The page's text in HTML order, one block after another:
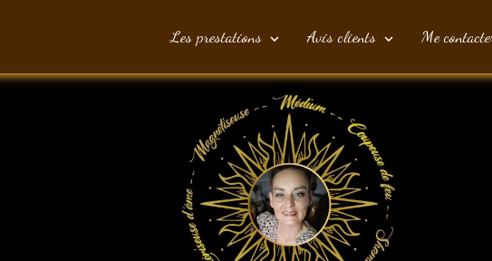
Les prestations Avis clients Me